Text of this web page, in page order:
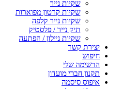
שקיות נייר
שקיות קרטון מפוארות
שקיות נייר קלפה
תיק נייר / פלסטיק
שקיות ניילון / הפתעה
יצירת קשר
חיפוש
הרשימה שלי
תקנון חברי מועדון
איפוס סיסמה